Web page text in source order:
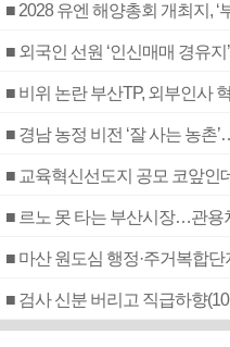
■ 2028 유엔 해양총회 개최지, ‘
■ 외국인 선원 ‘인신매매 경유
■ 비위 논란 부산TP, 외부인사
■ 경남 농정 비전 ‘잘 사는 농
■ 교육혁신선도지 공모 코앞인
■ 르노 못 타는 부산시장…관용
■ 마산 원도심 행정·주거복합